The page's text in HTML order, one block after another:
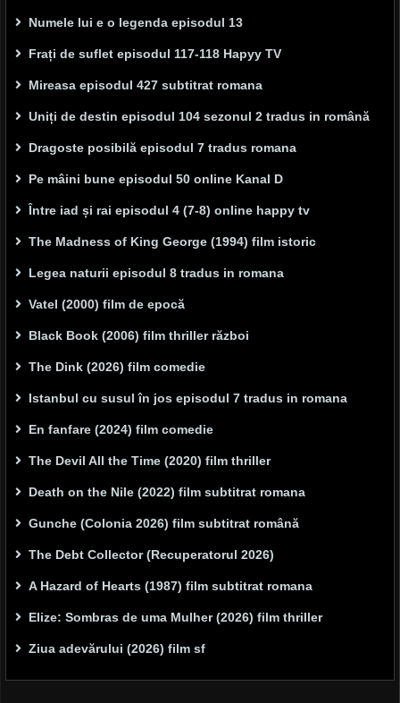
Numele lui e o legenda episodul 13
Frați de suflet episodul 117-118 Hapyy TV
Mireasa episodul 427 subtitrat romana
Uniți de destin episodul 104 sezonul 2 tradus in română
Dragoste posibilă episodul 7 tradus romana
Pe mâini bune episodul 50 online Kanal D
Între iad și rai episodul 4 (7-8) online happy tv
The Madness of King George (1994) film istoric
Legea naturii episodul 8 tradus in romana
Vatel (2000) film de epocă
Black Book (2006) film thriller război
The Dink (2026) film comedie
Istanbul cu susul în jos episodul 7 tradus in romana
En fanfare (2024) film comedie
The Devil All the Time (2020) film thriller
Death on the Nile (2022) film subtitrat romana
Gunche (Colonia 2026) film subtitrat română
The Debt Collector (Recuperatorul 2026)
A Hazard of Hearts (1987) film subtitrat romana
Elize: Sombras de uma Mulher (2026) film thriller
Ziua adevărului (2026) film sf